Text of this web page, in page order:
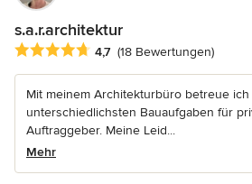
s.a.r.architektur
Durchschnittliche Bewertung: 4.7 von
4,7 (18 Bewertungen)
Mit meinem Architekturbüro betreue
unterschiedlichsten Bauaufgaben für
Auftraggeber. Meine Leid...
Mehr